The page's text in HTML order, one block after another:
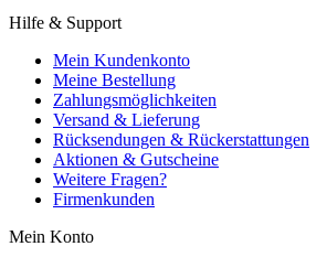
Hilfe & Support
Mein Kundenkonto
Meine Bestellung
Zahlungsmöglichkeiten
Versand & Lieferung
Rücksendungen & Rückerstattungen
Aktionen & Gutscheine
Weitere Fragen?
Firmenkunden
Mein Konto